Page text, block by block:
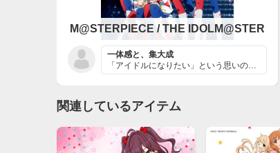
M@STERPIECE / THE IDOLM@STER
一体感と、集大成
「アイドルになりたい」という思いのもと集まった、ただの...
関連しているアイテム